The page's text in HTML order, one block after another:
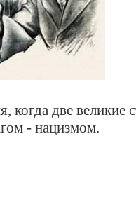
когда две великие
- нацизмом.